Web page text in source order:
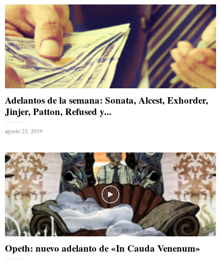
Adelantos de la semana: Sonata, Alcest, Exhorder,
Jinjer, Patton, Refused y...
agosto 23, 2019
Opeth: nuevo adelanto de «In Cauda Venenum»